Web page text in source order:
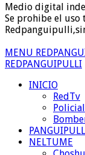
Medio digital
Se prohibe el
MENU
REDPANGUIPULLI
INICIO
RedTv
Policial
NELTUME